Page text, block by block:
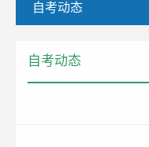
自考动态
自考动态